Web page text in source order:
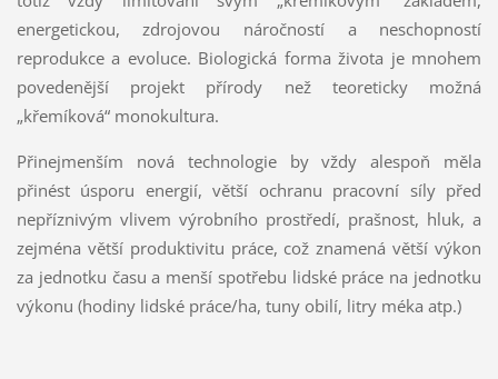
energetickou, zdrojovou náročností a neschopností
reprodukce a evoluce. Biologická forma života je mnohem
povedenější projekt přírody než teoreticky možná
„křemíková“ monokultura.
Přinejmenším nová technologie by vždy alespoň měla
přinést úsporu energií, větší ochranu pracovní síly před
nepříznivým vlivem výrobního prostředí, prašnost, hluk, a
zejména větší produktivitu práce, což znamená větší výkon
za jednotku času a menší spotřebu lidské práce na jednotku
výkonu (hodiny lidské práce/ha, tuny obilí, litry méka atp.)